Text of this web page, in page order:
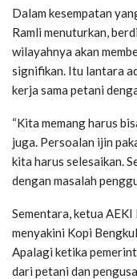
Dalam kesempatan
Ramli menuturkan,
wilayahnya akan
signifikan. Itu lantara
kerja sama petani
“Kita memang harus
juga. Persoalan ijin
kita harus selesaikan.
dengan masalah
Sementara, ketua
menyakini Kopi
Apalagi ketika
dari petani dan